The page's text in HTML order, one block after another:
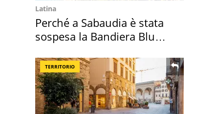
Latina
Perché a Sabaudia è stata
sospesa la Bandiera Blu
TERRITORIO